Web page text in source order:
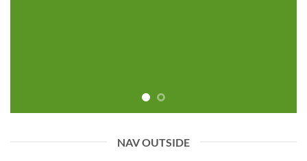
NAV OUTSIDE